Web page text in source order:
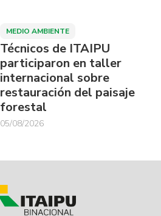
MEDIO AMBIENTE
Técnicos de ITAIPU
participaron en taller
internacional sobre
restauración del paisaje
forestal
05/08/2026